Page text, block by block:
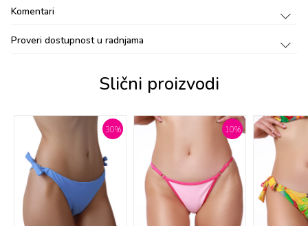
Komentari
Proveri dostupnost u radnjama
Slični proizvodi
30% 10%